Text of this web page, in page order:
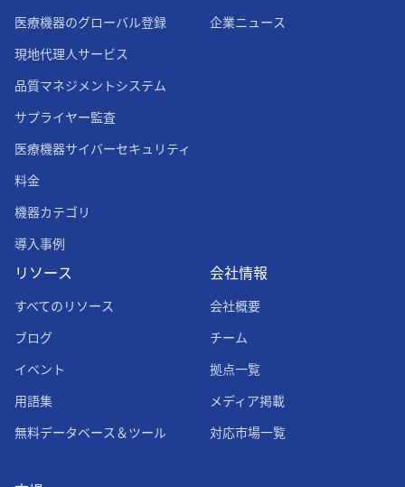
企業ニュース
医療機器のグローバル登録
現地代理人サービス
品質マネジメントシステム
サプライヤー監査
医療機器サイバーセキュリティ
料金
機器カテゴリ
導入事例
リソース
すべてのリソース
ブログ
イベント
用語集
無料データベース＆ツール
会社情報
会社概要
チーム
拠点一覧
メディア掲載
対応市場一覧